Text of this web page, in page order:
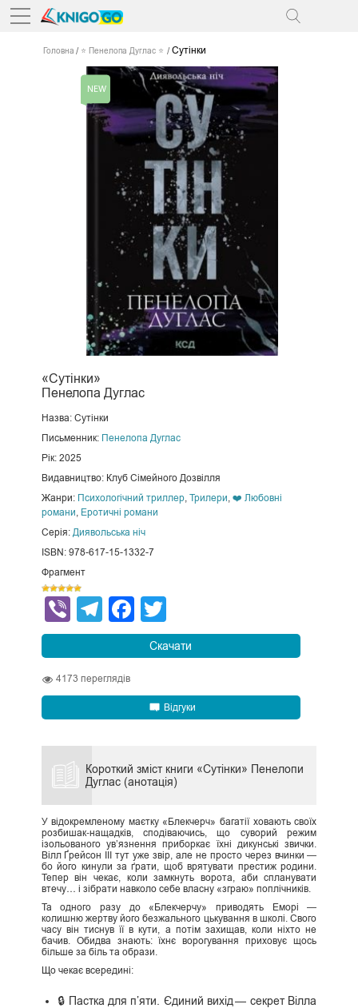
Головна ⭐ Пенелопа Дуглас ⭐ Сутінки
«Сутінки»
Пенелопа Дуглас
Назва: Сутінки
Письменник: Пенелопа Дуглас
Рік: 2025
Видавництво: Клуб Сімейного Дозвілля
Жанри: Психологічний триллер, Трилери, ❤️ Любовні
романи, Еротичні романи
Серія: Диявольська ніч
ISBN: 978-617-15-1332-7
Фрагмент
ViberTelegram
Facebook
Скачати
4173 переглядів
Відгуки
Короткий зміст книги «Сутінки» Пенелопи
Дуглас (анотація)
У відокремленому маєтку «Блекчерч» багатії ховають своїх
розбишак‑нащадків, сподіваючись, що суворий режим
ізольованого ув’язнення приборкає їхні дикунські звички.
Вілл Ґрейсон III тут уже звір, але не просто через вчинки —
бо його кинули за ґрати, щоб врятувати престиж родини.
Тепер він чекає, коли замкнуть ворота, аби спланувати
втечу… і зібрати навколо себе власну «зграю» поплічників.
Та одного разу до «Блекчерчу» приводять Еморі —
колишню жертву його безжального цькування в школі. Свого
часу він тиснув її в кути, а потім захищав, коли ніхто не
бачив. Обидва знають: їхнє ворогування приховує щось
більше за біль та образи.
Що чекає всередині:
🔒 Пастка для п’яти. Єдиний вихід — секрет Вілла